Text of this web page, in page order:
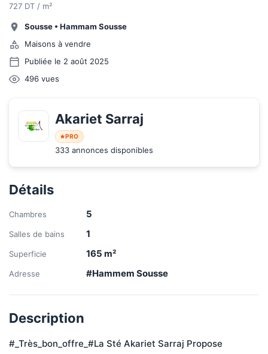
727 DT / m²
Sousse • Hammam Sousse
Maisons à vendre
Publiée le 2 août 2025
496 vues
Akariet Sarraj
PRO
333 annonces disponibles
Détails
Chambres 5
Salles de bains 1
Superficie 165 m²
Adresse #Hammem Sousse
Description
#_Très_bon_offre_#La Sté Akariet Sarraj Propose